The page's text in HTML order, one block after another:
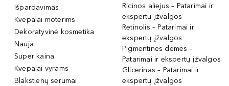
Išpardavimas
Kvepalai moterims
Dekoratyvinė kosmetika
Nauja
Super kaina
Kvepalai vyrams
Blakstienų serumai
Ricinos aliejus – Patarimai ir
ekspertų įžvalgos
Retinolis – Patarimai ir
ekspertų įžvalgos
Pigmentinės dėmės –
Patarimai ir ekspertų įžvalgos
Glicerinas – Patarimai ir
ekspertų įžvalgos